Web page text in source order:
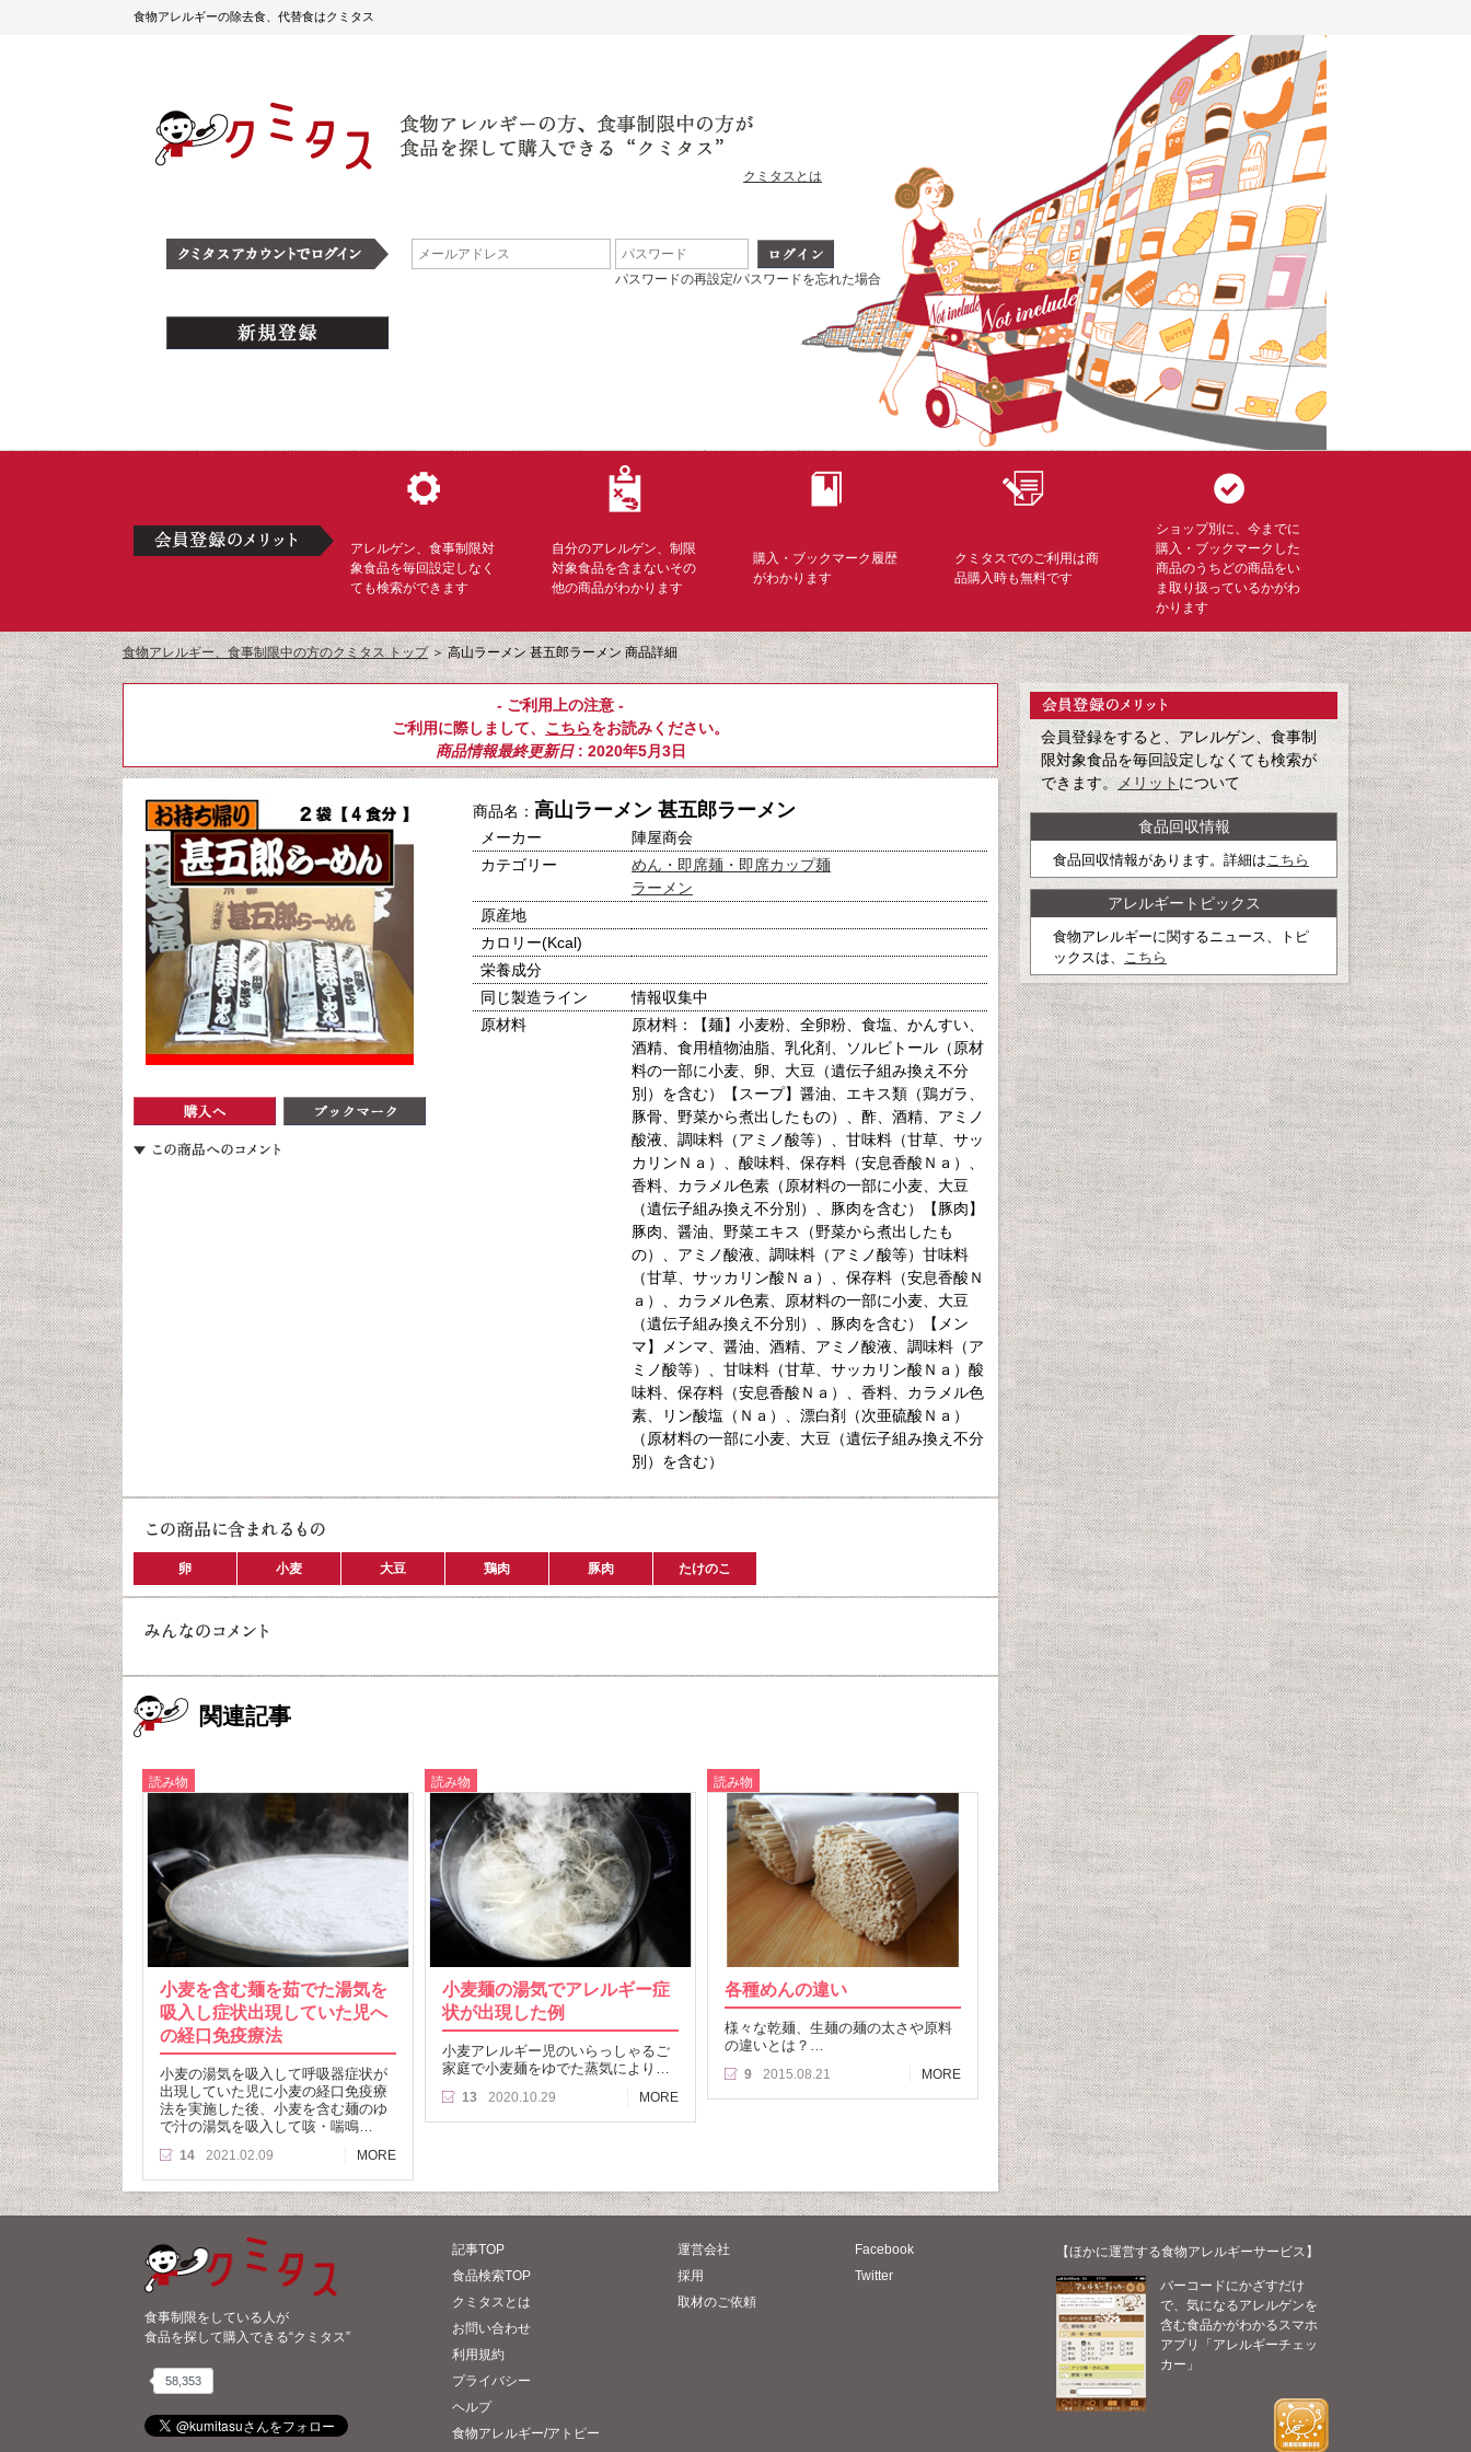
食物アレルギーの除去食、代替食はクミタス
クミタスとは
パスワードの再設定/パスワードを忘れた場合
アレルゲン、食事制限対
象食品を毎回設定しなく
ても検索ができます
自分のアレルゲン、制限
対象食品を含まないその
他の商品がわかります
購入・ブックマーク履歴
がわかります
クミタスでのご利用は商
品購入時も無料です
ショップ別に、今までに
購入・ブックマークした
商品のうちどの商品をい
ま取り扱っているかがわ
かります
食物アレルギー、食事制限中の方のクミタス トップ＞高山ラーメン 甚五郎ラーメン 商品詳細
- ご利用上の注意 -
ご利用に際しまして、 こちらをお読みください。
商品情報最終更新日: 2020年5月3日
商品名： 高山ラーメン 甚五郎ラーメン
メーカー
陣屋商会
カテゴリー
めん・即席麺・即席カップ麺
ラーメン
原産地
カロリー(Kcal)
栄養成分
同じ製造ライン
情報収集中
原材料
原材料：【麺】小麦粉、全卵粉、食塩、かんすい、
酒精、食用植物油脂、乳化剤、ソルビトール（原材
料の一部に小麦、卵、大豆（遺伝子組み換え不分
別）を含む）【スープ】醤油、エキス類（鶏ガラ、
豚骨、野菜から煮出したもの）、酢、酒精、アミノ
酸液、調味料（アミノ酸等）、甘味料（甘草、サッ
カリンＮａ）、酸味料、保存料（安息香酸Ｎａ）、
香料、カラメル色素（原材料の一部に小麦、大豆
（遺伝子組み換え不分別）、豚肉を含む）【豚肉】
豚肉、醤油、野菜エキス（野菜から煮出したも
の）、アミノ酸液、調味料（アミノ酸等）甘味料
（甘草、サッカリン酸Ｎａ）、保存料（安息香酸Ｎ
ａ）、カラメル色素、原材料の一部に小麦、大豆
（遺伝子組み換え不分別）、豚肉を含む）【メン
マ】メンマ、醤油、酒精、アミノ酸液、調味料（ア
ミノ酸等）、甘味料（甘草、サッカリン酸Ｎａ）酸
味料、保存料（安息香酸Ｎａ）、香料、カラメル色
素、リン酸塩（Ｎａ）、漂白剤（次亜硫酸Ｎａ）
（原材料の一部に小麦、大豆（遺伝子組み換え不分
別）を含む）
卵 小麦 大豆 鶏肉 豚肉 たけのこ
関連記事
読み物
小麦を含む麺を茹でた湯気を
吸入し症状出現していた児へ
の経口免疫療法
小麦の湯気を吸入して呼吸器症状が
出現していた児に小麦の経口免疫療
法を実施した後、小麦を含む麺のゆ
で汁の湯気を吸入して咳・喘鳴…
14 2021.02.09 MORE
読み物
小麦麺の湯気でアレルギー症
状が出現した例
小麦アレルギー児のいらっしゃるご
家庭で小麦麺をゆでた蒸気により…
13 2020.10.29 MORE
読み物
各種めんの違い
様々な乾麺、生麺の麺の太さや原料
の違いとは？…
9 2015.08.21 MORE
会員登録をすると、アレルゲン、食事制
限対象食品を毎回設定しなくても検索が
できます。メリットについて
食品回収情報
食品回収情報があります。詳細は こちら
アレルギートピックス
食物アレルギーに関するニュース、トピ
ックスは、
こちら
食事制限をしている人が
食品を探して購入できる“クミタス”
58,353
記事TOP
食品検索TOP
クミタスとは
お問い合わせ
利用規約
プライバシー
ヘルプ
食物アレルギー/アトピー
運営会社
採用
取材のご依頼
Facebook
Twitter
【ほかに運営する食物アレルギーサービス】
バーコードにかざすだけ
で、気になるアレルゲンを
含む食品かがわかるスマホ
アプリ「アレルギーチェッ
カー」